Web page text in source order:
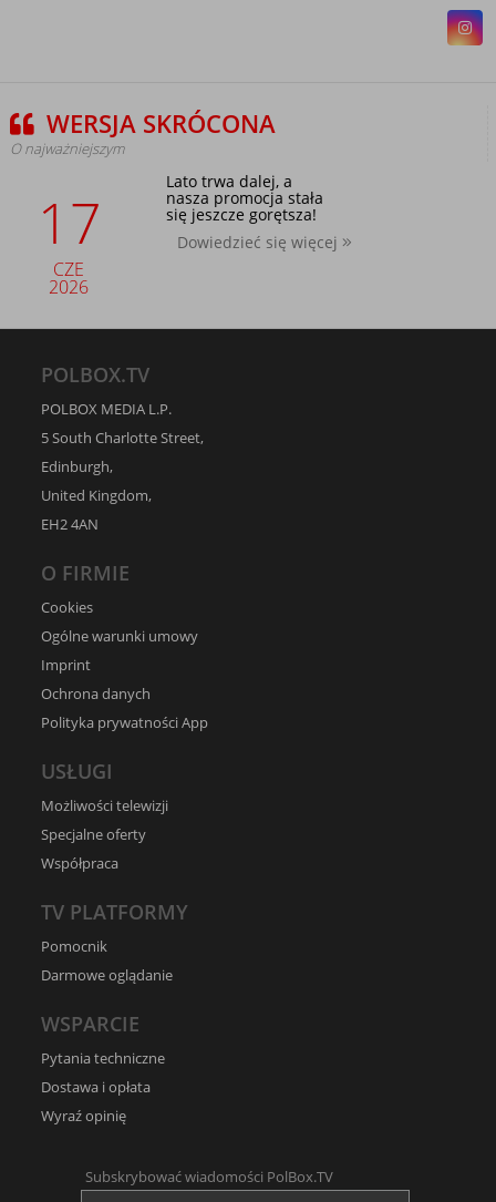
WERSJA SKRÓCONA
O najważniejszym
17
CZE
2026
Lato trwa dalej, a
nasza promocja stała
się jeszcze gorętsza!
Dowiedzieć się więcej
POLBOX.TV
POLBOX MEDIA L.P.
5 South Charlotte Street,
Edinburgh,
United Kingdom,
EH2 4AN
O FIRMIE
Cookies
Ogólne warunki umowy
Imprint
Ochrona danych
Polityka prywatności App
USŁUGI
Możliwości telewizji
Specjalne oferty
Współpraca
TV PLATFORMY
Pomocnik
Darmowe oglądanie
WSPARCIE
Pytania techniczne
Dostawa i opłata
Wyraź opinię
Subskrybować wiadomości PolBox.TV